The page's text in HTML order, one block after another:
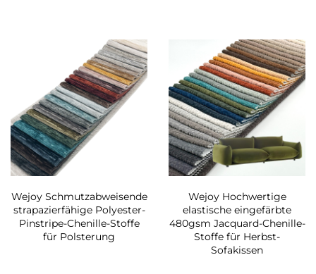
Wejoy Schmutzabweisende
strapazierfähige Polyester-
Pinstripe-Chenille-Stoffe
für Polsterung
Wejoy Hochwertige
elastische eingefärbte
480gsm Jacquard-Chenille-
Stoffe für Herbst-
Sofakissen